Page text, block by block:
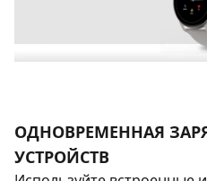
ОДНОВРЕМЕННАЯ
УСТРОЙСТВ